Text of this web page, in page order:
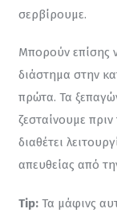
σερβίρουμε.
Μπορούν επίσης
διάστημα στην
πρώτα. Τα
ζεσταίνουμε
διαθέτει
απευθείας από
Tip: Τα μάφινς